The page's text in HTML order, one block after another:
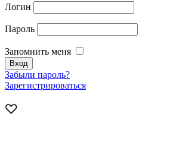
Логин
Пароль
Запомнить меня
Забыли пароль?
Зарегистрироваться